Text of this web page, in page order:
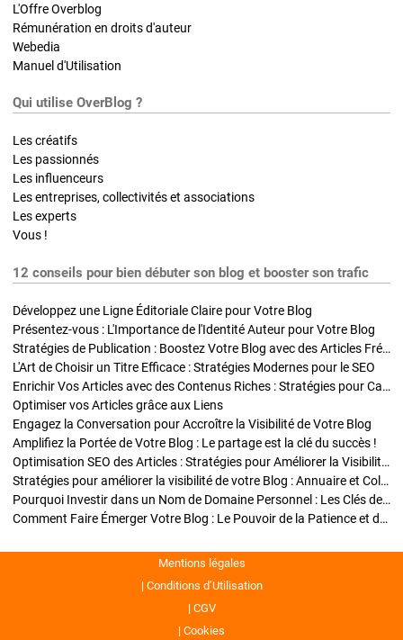
L'Offre Overblog
Rémunération en droits d'auteur
Webedia
Manuel d'Utilisation
Qui utilise OverBlog ?
Les créatifs
Les passionnés
Les influenceurs
Les entreprises, collectivités et associations
Les experts
Vous !
12 conseils pour bien débuter son blog et booster son trafic
Développez une Ligne Éditoriale Claire pour Votre Blog
Présentez-vous : L'Importance de l'Identité Auteur pour Votre Blog
Stratégies de Publication : Boostez Votre Blog avec des Articles Fréquents et Exclusifs
L'Art de Choisir un Titre Efficace : Stratégies Modernes pour le SEO
Enrichir Vos Articles avec des Contenus Riches : Stratégies pour Captiver et Optimiser
Optimiser vos Articles grâce aux Liens
Engagez la Conversation pour Accroître la Visibilité de Votre Blog
Amplifiez la Portée de Votre Blog : Le partage est la clé du succès !
Optimisation SEO des Articles : Stratégies pour Améliorer la Visibilité de Votre Blog
Stratégies pour améliorer la visibilité de votre Blog : Annuaire et Collaborations
Pourquoi Investir dans un Nom de Domaine Personnel : Les Clés de la Réussite de Votre Blog
Comment Faire Émerger Votre Blog : Le Pouvoir de la Patience et de la Persévérance
Mentions légales
Conditions d’Utilisation
CGV
Cookies